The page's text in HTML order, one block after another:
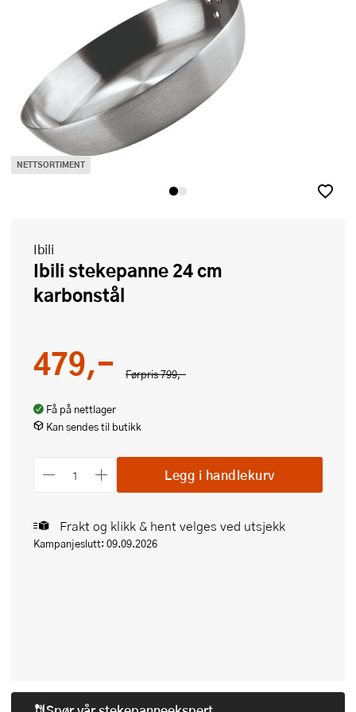
NETTSORTIMENT
Ibili
Ibili stekepanne 24 cm
karbonstål
Førpris799,-
479,-
Få på nettlager
Kan sendes til butikk
Legg i handlekurv
Frakt og klikk & hent velges ved utsjekk
Kampanjeslutt: 09.09.2026